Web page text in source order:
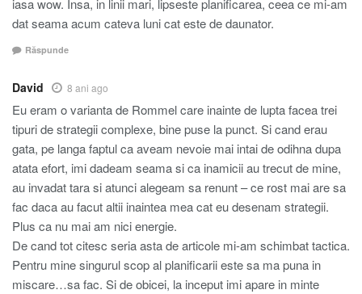
dat seama acum cateva luni cat este de daunator.
Răspunde
David 8 ani ago
Eu eram o varianta de Rommel care inainte de lupta facea trei
tipuri de strategii complexe, bine puse la punct. Si cand erau
gata, pe langa faptul ca aveam nevoie mai intai de odihna dupa
atata efort, imi dadeam seama si ca inamicii au trecut de mine,
au invadat tara si atunci alegeam sa renunt – ce rost mai are sa
fac daca au facut altii inaintea mea cat eu desenam strategii.
Plus ca nu mai am nici energie.
De cand tot citesc seria asta de articole mi-am schimbat tactica.
Pentru mine singurul scop al planificarii este sa ma puna in
miscare…sa fac. Si de obicei, la inceput imi apare in minte